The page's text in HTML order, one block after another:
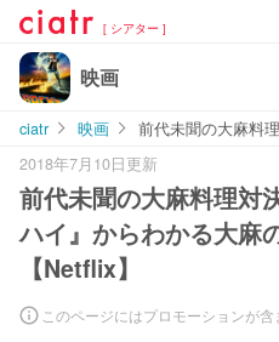
[ シアター ]
映画
ciatr 映画
前代未聞の大麻料
2018年7月10日更新
前代未聞の大麻料理対
ハイ』からわかる大麻
【Netflix】
このページにはプロモーションが